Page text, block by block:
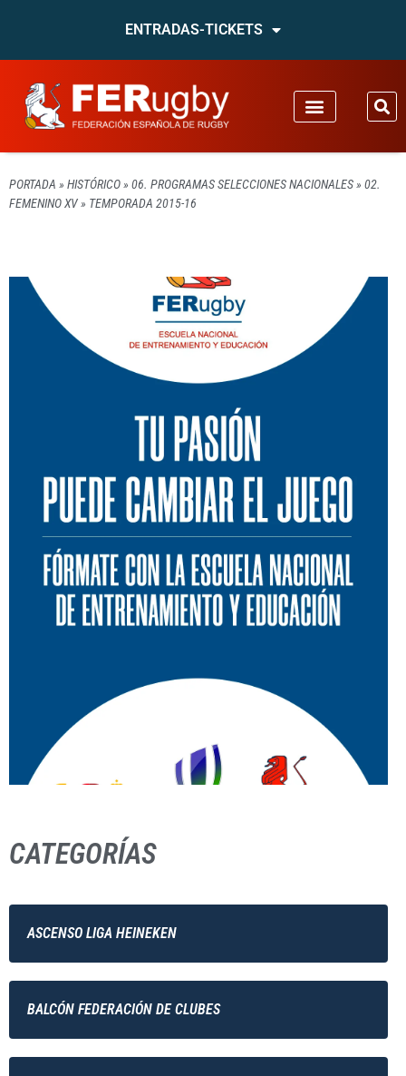
ENTRADAS-TICKETS
PORTADA » HISTÓRICO» 06. PROGRAMAS SELECCIONES NACIONALES» 02.
FEMENINO XV» TEMPORADA 2015-16
CATEGORÍAS
ASCENSO LIGA HEINEKEN
BALCÓN FEDERACIÓN DE CLUBES